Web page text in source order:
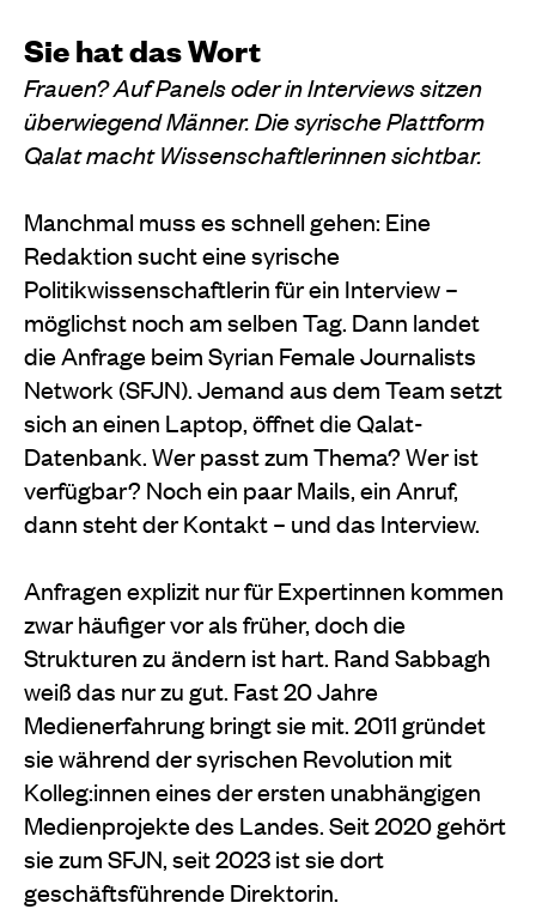
Sie hat das Wort
Frauen? Auf Panels oder in Interviews sitzen
überwiegend Männer. Die syrische Plattform
Qalat macht Wissenschaftlerinnen sichtbar.
Manchmal muss es schnell gehen: Eine
Redaktion sucht eine syrische
Politikwissenschaftlerin für ein Interview –
möglichst noch am selben Tag. Dann landet
die Anfrage beim Syrian Female Journalists
Network (SFJN). Jemand aus dem Team setzt
sich an einen Laptop, öffnet die Qalat-
Datenbank. Wer passt zum Thema? Wer ist
verfügbar? Noch ein paar Mails, ein Anruf,
dann steht der Kontakt – und das Interview.
Anfragen explizit nur für Expertinnen kommen
zwar häufiger vor als früher, doch die
Strukturen zu ändern ist hart. Rand Sabbagh
weiß das nur zu gut. Fast 20 Jahre
Medienerfahrung bringt sie mit. 2011 gründet
sie während der syrischen Revolution mit
Kolleg:innen eines der ersten unabhängigen
Medienprojekte des Landes. Seit 2020 gehört
sie zum SFJN, seit 2023 ist sie dort
geschäftsführende Direktorin.